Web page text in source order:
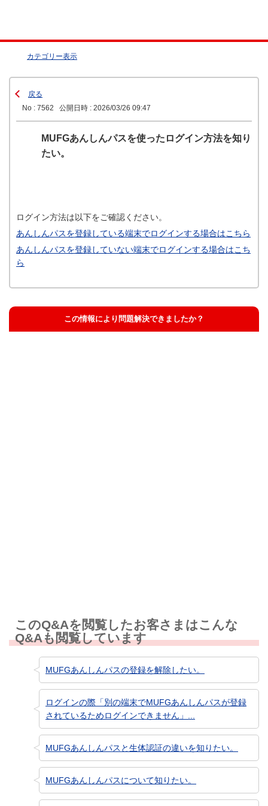
カテゴリー表示
戻る
No : 7562
公開日時 : 2026/03/26 09:47
MUFGあんしんパスを使ったログイン方法を知り
たい。
ログイン方法は以下をご確認ください。
あんしんパスを登録している端末でログインする場合はこちら
あんしんパスを登録していない端末でログインする場合はこち
ら
この情報により問題解決できましたか？
このQ&Aを閲覧したお客さまはこんな
Q&Aも閲覧しています
MUFGあんしんパスの登録を解除したい。
ログインの際「別の端末でMUFGあんしんパスが登録
されているためログインできません」...
MUFGあんしんパスと生体認証の違いを知りたい。
MUFGあんしんパスについて知りたい。